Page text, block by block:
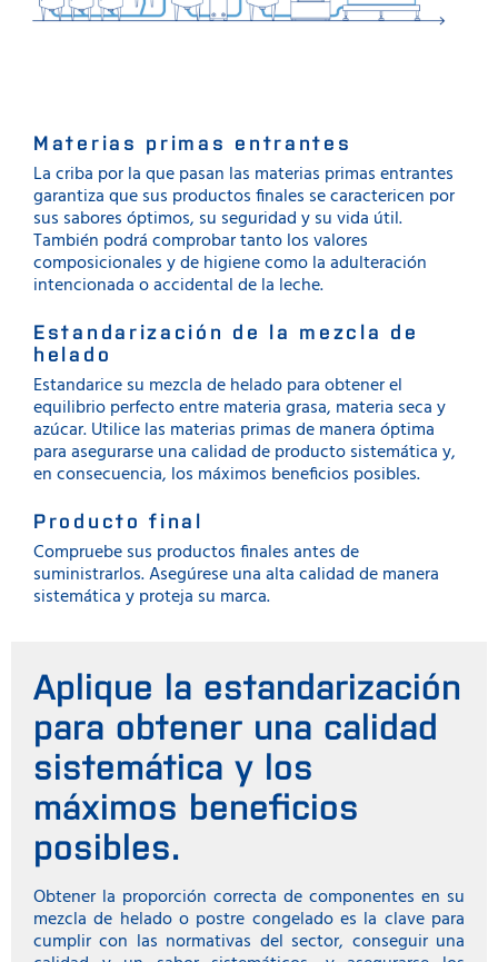
Materias primas entrantes
La criba por la que pasan las materias primas entrantes
garantiza que sus productos finales se caractericen por
sus sabores óptimos, su seguridad y su vida útil.
También podrá comprobar tanto los valores
composicionales y de higiene como la adulteración
intencionada o accidental de la leche.
Estandarización de la mezcla de
helado
Estandarice su mezcla de helado para obtener el
equilibrio perfecto entre materia grasa, materia seca y
azúcar. Utilice las materias primas de manera óptima
para asegurarse una calidad de producto sistemática y,
en consecuencia, los máximos beneficios posibles.
Producto final
Compruebe sus productos finales antes de
suministrarlos. Asegúrese una alta calidad de manera
sistemática y proteja su marca.
Aplique la estandarización
para obtener una calidad
sistemática y los
máximos beneficios
posibles.
Obtener la proporción correcta de componentes en su
mezcla de helado o postre congelado es la clave para
cumplir con las normativas del sector, conseguir una